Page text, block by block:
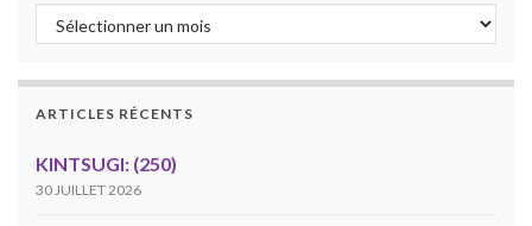
Les archives
ARTICLES RÉCENTS
KINTSUGI: (250)
30 JUILLET 2026